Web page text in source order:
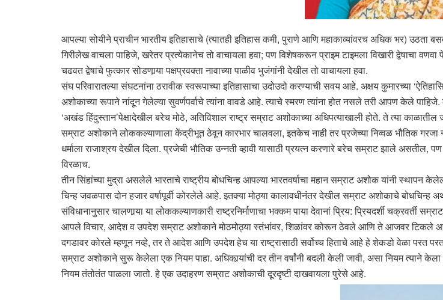
आपल्या सोयीने प्राचीन भारतीय इतिहासाचे (त्यातही इतिहास कमी, पुराणे आणि महाकाव्यांवरच अधिक भर) उठता
गिरीलेख वाचला पाहिजे, खरेतर प्रत्येकानेच तो वाचायला हवा; पण विशेषकरून प्राइम टाइमला विखारी द्वेषाचा
चढवत द्वेषाचे फुत्कार सोडणार्‍या पक्षप्रवक्ता नावाच्या पाळीव भुजंगांनी देखील तो वाचायला हवा.
संघ परिवारातल्या संघटनांना ठरावीक स्वरूपाच्या इतिहासाचा उदोउदो करण्याची सवय आहे. अक्षय कुमारच्या
अशोकाच्या रूपाने नांदून गेलेल्या सुवर्णपर्वाचे त्यांना वावडे आहे. त्याचे स्मरण त्यांना होत नसले तरी आपण केले
‘अखंड हिंदुस्तान’पेक्षादेखील बरेच मोठे, अतिविशाल राष्ट्र सम्राट अशोकाच्या अधिपत्याखाली होते. ते त्या
सम्राट अशोकाने लोककल्याणाला केंद्रीभूत ठेवून कारभार चालवला, इतकेच नाही तर प्रजेच्या निव्वळ भौतिक गरजा
धर्माला राजाश्रय देखील दिला. प्रजेची भौतिक उन्नती व्हावी यासाठी प्रयत्न करणारे बरेच सम्राट झाले असतील,
विरळाच.
तीन सिंहांच्या मुद्रा असलेले भारताचे राष्ट्रीय बोधचिन्ह आपल्या भारतवर्षाचा महान सम्राट अशोक यांनी
चिन्ह जवळपास दोन हजार वर्षापूर्वी कोरलेले आहे. इतक्या मोठ्या कालावधीनंतर देखील सम्राट अशोकाचे
संविधानानुसार चालणार्‍या या लोककल्याणकारी राष्ट्रनिर्माणाचा भक्कम पाया देवानां प्रिय: प्रियदर्शी चक्रवर्ती
आपले विचार, आदेश व उपदेश सम्राट अशोकाने मोठमोठ्या स्तंभांवर, शिळांवर कोरून ठेवले आणि ते आजवर टिकले
दगडावर कोरले म्हणून नव्हे, तर ते आदेश आणि उपदेश हेच या राष्ट्रासाठी सर्वोच्च हिताचे आहे हे शेकडो वेळा परत
सम्राट अशोकाने सुरू केलेला एक नियम पाहा. अधिकार्‍यांची दर तीन वर्षांनी बदली केली जावी, असा नियम त्याने
नियम तंतोतंत पाळला जातो. हे एक उदाहरण सम्राट अशोकाची दूरदृष्टी दाखवायला पुरेसे आहे.